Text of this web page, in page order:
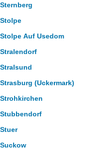
Sternberg
Stolpe
Stolpe Auf Usedom
Stralendorf
Stralsund
Strasburg (Uckermark)
Strohkirchen
Stubbendorf
Stuer
Suckow